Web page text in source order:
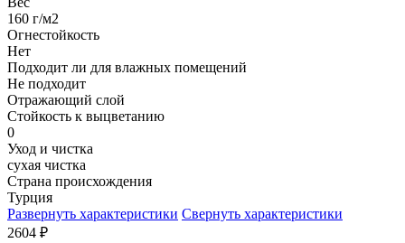
160 г/м2
Огнестойкость
Нет
Подходит ли для влажных помещений
Не подходит
Отражающий слой
Стойкость к выцветанию
0
Уход и чистка
сухая чистка
Страна происхождения
Турция
Развернуть характеристики Свернуть характеристики
2604 ₽